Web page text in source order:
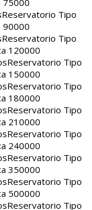
75000
Reservatorio Tipo
90000
Reservatorio Tipo
120000
Reservatorio Tipo
150000
Reservatorio Tipo
180000
Reservatorio Tipo
210000
Reservatorio Tipo
240000
Reservatorio Tipo
350000
Reservatorio Tipo
500000
Reservatorio Tipo